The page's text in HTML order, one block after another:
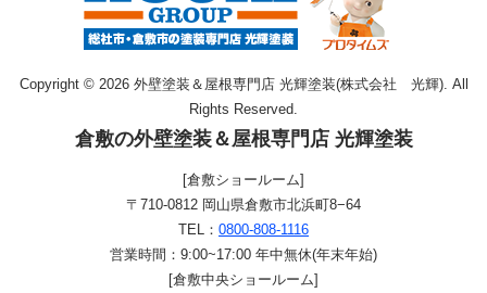
Copyright © 2026 外壁塗装＆屋根専門店 光輝塗装(株式会社 光輝). All
Rights Reserved.
倉敷の外壁塗装＆屋根専門店 光輝塗装
[倉敷ショールーム]
〒710-0812 岡山県倉敷市北浜町8−64
TEL： 0800-808-1116
営業時間：9:00~17:00 年中無休(年末年始)
[倉敷中央ショールーム]